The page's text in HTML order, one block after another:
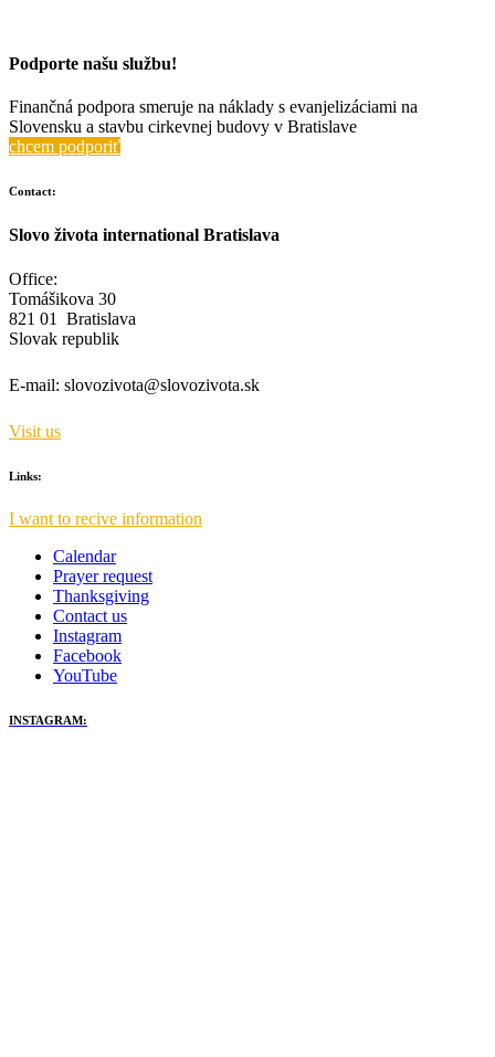
Podporte našu službu!
Finančná podpora smeruje na náklady s evanjelizáciami na
Slovensku a stavbu cirkevnej budovy v Bratislave
chcem podporiť
Contact:
Slovo života international Bratislava
Office:
Tomášikova 30
821 01 Bratislava
Slovak republik
E-mail: slovozivota@slovozivota.sk
Visit us
Links:
I want to recive information
Calendar
Prayer request
Thanksgiving
Contact us
Instagram
Facebook
YouTube
INSTAGRAM: